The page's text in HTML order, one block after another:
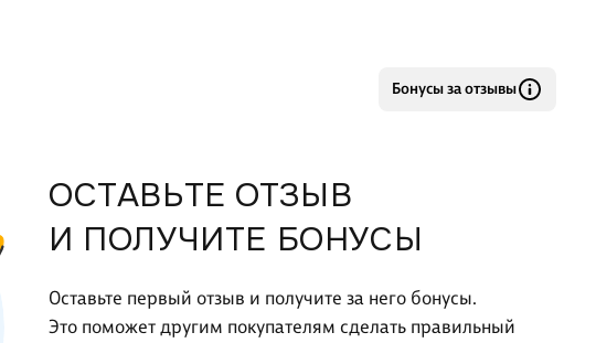
Бонусы за отзывы
ОСТАВЬТЕ ОТЗЫВ
И ПОЛУЧИТЕ БОНУСЫ
Оставьте первый отзыв и получите за него бонусы.
Это поможет другим покупателям сделать правильный